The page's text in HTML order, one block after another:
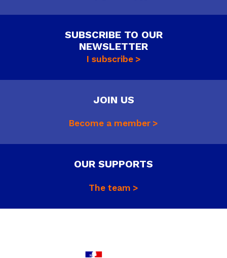
SUBSCRIBE TO OUR
NEWSLETTER
I subscribe
JOIN US
Become a member
OUR SUPPORTS
The team